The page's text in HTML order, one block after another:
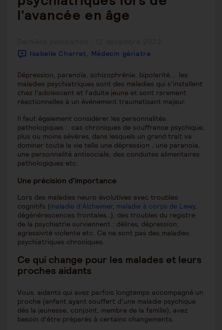
l’avancée en âge
publiée :
Isabelle Charret, Médecin gériatre
Dépression, paranoïa, schizophrénie, bipolarité,… les
maladies psychiatriques sont des maladies qui s’installent
chez l’adolescent et l’adulte jeune et sont rarement
réactionnelles à un événement traumatisant majeur.
Il faut également considérer les personnalités
pathologiques : cas chroniques de souffrance psychique,
plus ou moins sévères, dans lesquels un grand trait va
dominer toute la vie telle une dépression , une paranoïa,
une personnalité antisociale, des conduites alimentaires
pathologiques etc.
Une précision d’importance
Lors des maladies neuro évolutives avec troubles
cognitifs (maladie d’Alzheimer, maladie à corps de Lewy,
dégénérescences frontales…), des troubles du registre
de la psychiatrie surviennent : délires, dépression,
agressivité violente etc. Ce ne sont pas des maladies
psychiatriques chroniques.
Ce qui change pour les malades et leurs
proches aidants
Vous, aidants qui avez parfois longtemps accompagné un
proche (enfant ayant souffert d’une maladie psychique
dès la jeunesse, conjoint, membre de la famille), avez
besoin d’être préparés à certains changements.